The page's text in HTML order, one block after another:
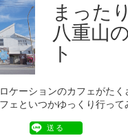
まった
八重山
ト
ケーションのカフェがた
ェといつかゆっくり行って
送る